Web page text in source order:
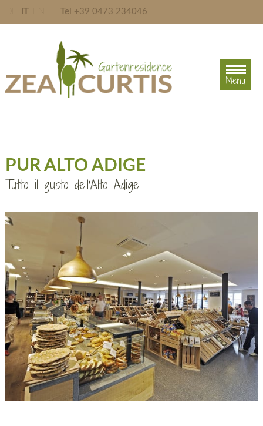
Tel +39 0473 234046
Menu
PUR ALTO ADIGE
Tutto il gusto dell'Alto Adige
Menu